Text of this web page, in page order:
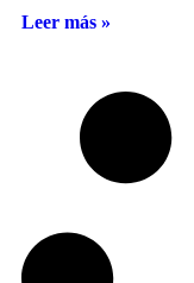
Leer más »